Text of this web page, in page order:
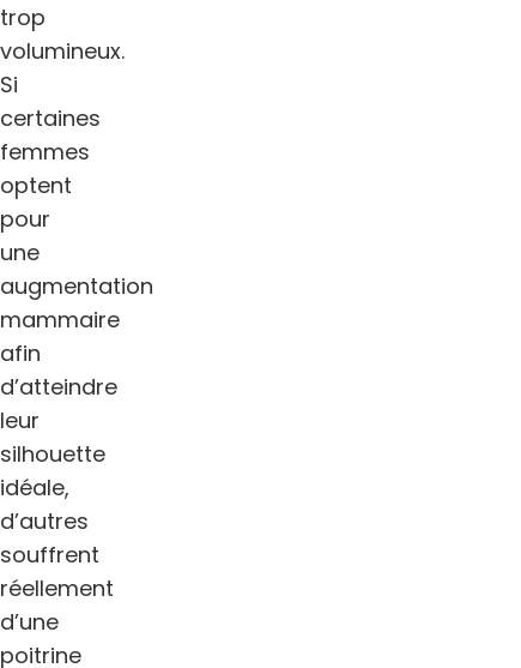
trop
volumineux.
Si
certaines
femmes
optent
pour
une
augmentation
mammaire
afin
d’atteindre
leur
silhouette
idéale,
d’autres
souffrent
réellement
d’une
poitrine